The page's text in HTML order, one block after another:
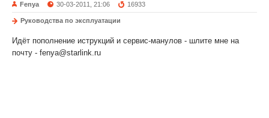
Fenya 30-03-2011, 21:06 16933
Руководства по эксплуатации
Идёт пополнение иструкций и сервис-манулов - шлите мне на
почту - fenya@starlink.ru